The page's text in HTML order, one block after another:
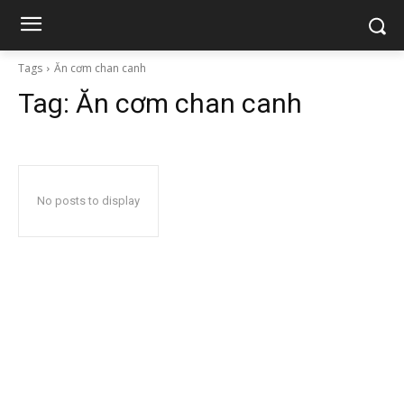
Tags Ăn cơm chan canh
Tag: Ăn cơm chan canh
No posts to display